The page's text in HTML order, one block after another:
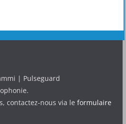
| Pulseguard
contactez-nous via le formulaire